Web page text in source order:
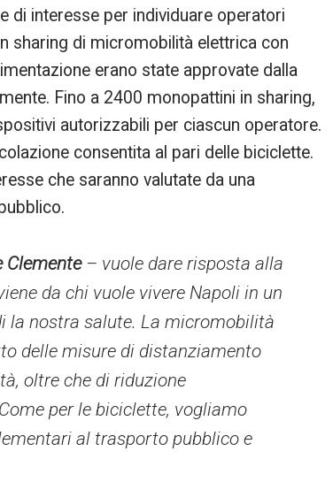
di interesse per individuare operatori
sharing di micromobilità elettrica con
erano state approvate dalla
Fino a 2400 monopattini in sharing,
autorizzabili per ciascun operatore.
consentita al pari delle biciclette.
che saranno valutate da una
Clemente – vuole dare risposta alla
da chi vuole vivere Napoli in un
la nostra salute. La micromobilità
delle misure di distanziamento
oltre che di riduzione
per le biciclette, vogliamo
al trasporto pubblico e